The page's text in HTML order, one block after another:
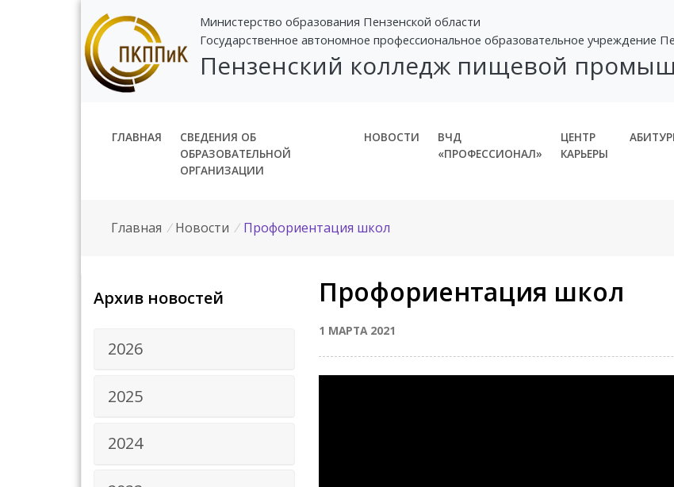
Министерство образования Пензенской области
Государственное автономное профессиональное образовательное учреждение
Пензенский колледж пищевой
ГЛАВНАЯ
СВЕДЕНИЯ ОБ
ОБРАЗОВАТЕЛЬНОЙ
ОРГАНИЗАЦИИ
НОВОСТИ
ВЧД
«ПРОФЕССИОНАЛ»
ЦЕНТР
КАРЬЕРЫ
Главная / Новости / Профориентация школ
Архив новостей
2026
2025
2024
Профориентация школ
1 МАРТА 2021